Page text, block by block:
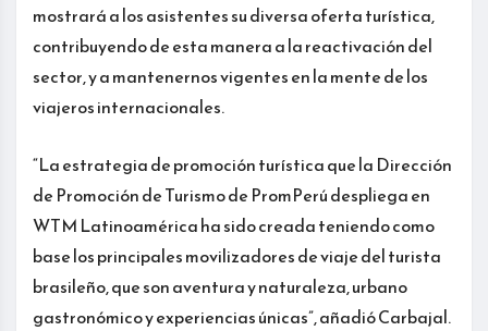
mostrará a los asistentes su diversa oferta turística,
contribuyendo de esta manera a la reactivación del
sector, y a mantenernos vigentes en la mente de los
viajeros internacionales.
“La estrategia de promoción turística que la Dirección
de Promoción de Turismo de PromPerú despliega en
WTM Latinoamérica ha sido creada teniendo como
base los principales movilizadores de viaje del turista
brasileño, que son aventura y naturaleza, urbano
gastronómico y experiencias únicas”, añadió Carbajal.